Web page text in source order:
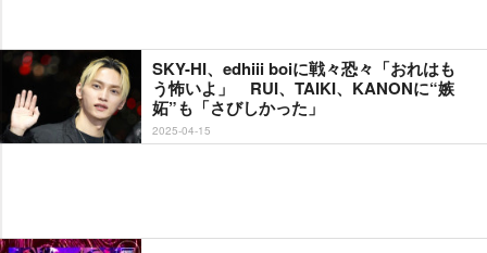
SKY-HI、edhiii boiに戦々恐々「おれはも
う怖いよ」 RUI、TAIKI、KANONに“嫉
妬”も「さびしかった」
2025-04-15